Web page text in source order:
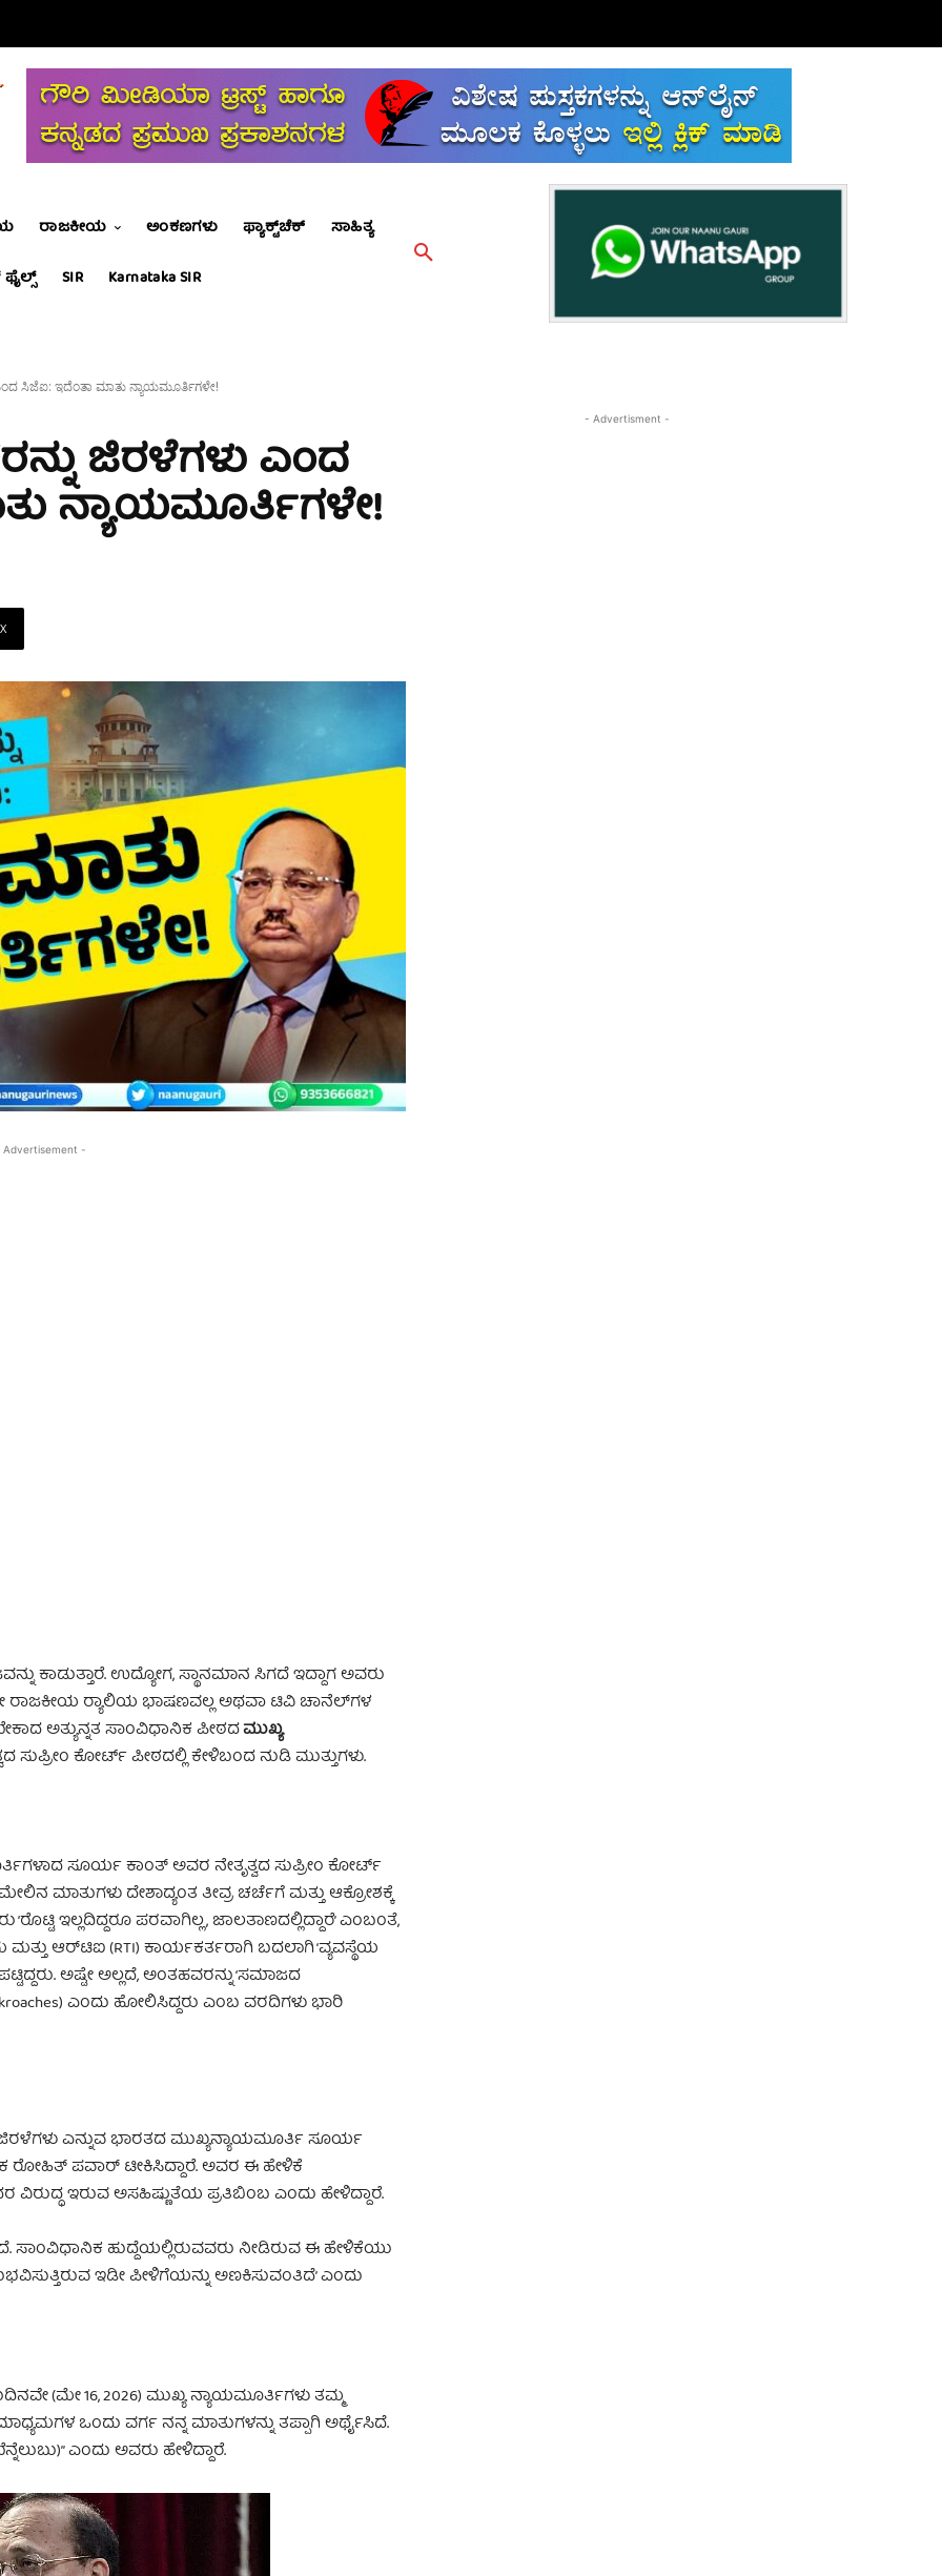
ರಾಜಕೀಯ ಅಂಕಣಗಳು ಫ್ಯಾಕ್ಟ್‌ಚೆಕ್
ಸಾಹಿತ್ಯ
SIR Karnataka SIR
ಸಿಜೆಐ: ಇದೆಂತಾ ಮಾತು ನ್ಯಾಯಮೂರ್ತಿಗಳೇ!
ಜಿರಳೆಗಳು ಎಂದ
ನ್ಯಾಯಮೂರ್ತಿಗಳೇ!
X
-
ಕಾಡುತ್ತಾರೆ. ಉದ್ಯೋಗ, ಸ್ಥಾನಮಾನ ಸಿಗದೆ ಇದ್ದಾಗ ಅವರು
ರಾಜಕೀಯ ರ‍್ಯಾಲಿಯ ಭಾಷಣವಲ್ಲ ಅಥವಾ ಟಿವಿ ಚಾನೆಲ್‌ಗಳ
ಅತ್ಯುನ್ನತ ಸಾಂವಿಧಾನಿಕ ಪೀಠದಮುಖ್ಯ
ಸುಪ್ರೀಂ ಕೋರ್ಟ್ ಪೀಠದಲ್ಲಿ ಕೇಳಿಬಂದ ನುಡಿ ಮುತ್ತುಗಳು.
ಸೂರ್ಯ ಕಾಂತ್ ಅವರ ನೇತೃತ್ವದ ಸುಪ್ರೀಂ ಕೋರ್ಟ್
ಮಾತುಗಳು ದೇಶಾದ್ಯಂತ ತೀವ್ರ ಚರ್ಚೆಗೆ ಮತ್ತು ಆಕ್ರೋಶಕ್ಕೆ
ಇಲ್ಲದಿದ್ದರೂ ಪರವಾಗಿಲ್ಲ, ಜಾಲತಾಣದಲ್ಲಿದ್ದಾರೆ’ ಎಂಬಂತೆ,
ಆರ್‌ಟಿಐ (RTI) ಕಾರ್ಯಕರ್ತರಾಗಿ ಬದಲಾಗಿ ‘ವ್ಯವಸ್ಥೆಯ
ಅಷ್ಟೇ ಅಲ್ಲದೆ, ಅಂತಹವರನ್ನು ‘ಸಮಾಜದ
ಎಂದು ಹೋಲಿಸಿದ್ದರು ಎಂಬ ವರದಿಗಳು ಭಾರಿ
ಎನ್ನುವ ಭಾರತದ ಮುಖ್ಯನ್ಯಾಯಮೂರ್ತಿ ಸೂರ್ಯ
ಪವಾರ್ ಟೀಕಿಸಿದ್ದಾರೆ. ಅವರ ಈ ಹೇಳಿಕೆ
ವಿರುದ್ಧ ಇರುವ ಅಸಹಿಷ್ಣುತೆಯ ಪ್ರತಿಬಿಂಬ ಎಂದು ಹೇಳಿದ್ದಾರೆ.
ಸಾಂವಿಧಾನಿಕ ಹುದ್ದೆಯಲ್ಲಿರುವವರು ನೀಡಿರುವ ಈ ಹೇಳಿಕೆಯು
ಇಡೀ ಪೀಳಿಗೆಯನ್ನು ಅಣಕಿಸುವಂತಿದೆ’ ಎಂದು
(ಮೇ 16, 2026) ಮುಖ್ಯ ನ್ಯಾಯಮೂರ್ತಿಗಳು ತಮ್ಮ
ಒಂದು ವರ್ಗ ನನ್ನ ಮಾತುಗಳನ್ನು ತಪ್ಪಾಗಿ ಅರ್ಥೈಸಿದೆ.
ಎಂದು ಅವರು ಹೇಳಿದ್ದಾರೆ.
- Advertisment -